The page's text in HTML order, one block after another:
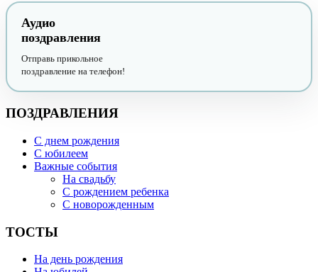
Аудио
поздравления
Отправь прикольное
поздравление на телефон!
ПОЗДРАВЛЕНИЯ
С днем рождения
С юбилеем
Важные события
На свадьбу
С рождением ребенка
С новорожденным
ТОСТЫ
На день рождения